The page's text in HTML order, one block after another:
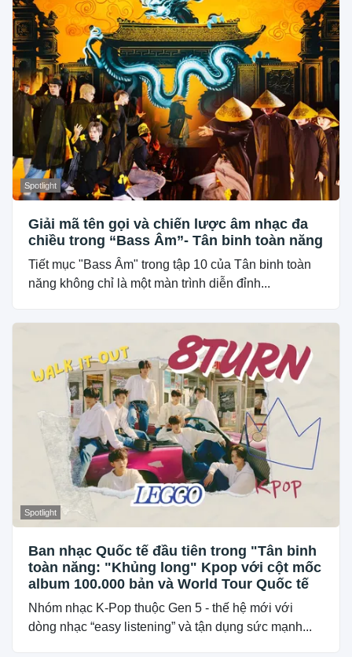
Spotlight
Giải mã tên gọi và chiến lược âm nhạc đa
chiều trong “Bass Âm”- Tân binh toàn năng
Tiết mục "Bass Âm" trong tập 10 của Tân binh toàn
năng không chỉ là một màn trình diễn đỉnh...
Spotlight
Ban nhạc Quốc tế đầu tiên trong "Tân binh
toàn năng: "Khủng long" Kpop với cột mốc
album 100.000 bản và World Tour Quốc tế
Nhóm nhạc K-Pop thuộc Gen 5 - thế hệ mới với
dòng nhạc “easy listening” và tận dụng sức mạnh...